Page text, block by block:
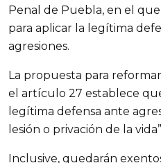
Penal de Puebla, en el
para aplicar la legítima
agresiones.
La propuesta para
el artículo 27 establece
legítima defensa ante
lesión o privación de la
Inclusive, quedarán